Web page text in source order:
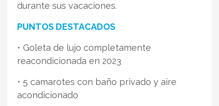
durante sus vacaciones.
PUNTOS DESTACADOS
• Goleta de lujo completamente
reacondicionada en 2023
• 5 camarotes con baño privado y aire
acondicionado